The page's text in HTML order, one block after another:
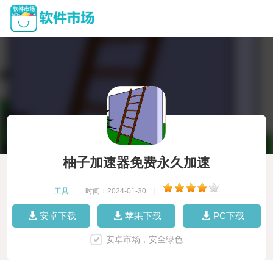
柚子加速器免费永久加速
工具 时间：2024-01-30
安卓下载 苹果下载 PC下载
安卓市场，安全绿色